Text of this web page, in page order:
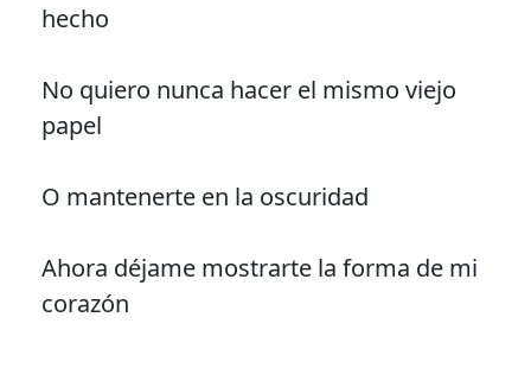
hecho
No quiero nunca hacer el mismo viejo
papel
O mantenerte en la oscuridad
Ahora déjame mostrarte la forma de mi
corazón